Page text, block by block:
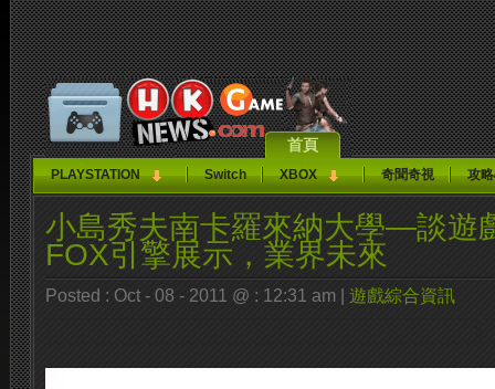
首頁
PLAYSTATION Switch XBOX 奇聞奇視 攻
小島秀夫南卡羅來納大學—談遊
FOX引擎展示，業界未來
Posted : Oct - 08 - 2011 @ : 12:31 am | 遊戲綜合資訊